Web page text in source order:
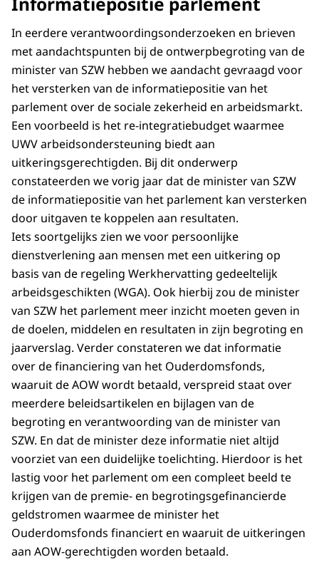
In eerdere verantwoordingsonderzoeken en brieven
met aandachtspunten bij de ontwerpbegroting van de
minister van SZW hebben we aandacht gevraagd voor
het versterken van de informatiepositie van het
parlement over de sociale zekerheid en arbeidsmarkt.
Een voorbeeld is het re-integratiebudget waarmee
UWV arbeidsondersteuning biedt aan
uitkeringsgerechtigden. Bij dit onderwerp
constateerden we vorig jaar dat de minister van SZW
de informatiepositie van het parlement kan versterken
door uitgaven te koppelen aan resultaten.
Iets soortgelijks zien we voor persoonlijke
dienstverlening aan mensen met een uitkering op
basis van de regeling Werkhervatting gedeeltelijk
arbeidsgeschikten (WGA). Ook hierbij zou de minister
van SZW het parlement meer inzicht moeten geven in
de doelen, middelen en resultaten in zijn begroting en
jaarverslag. Verder constateren we dat informatie
over de financiering van het Ouderdomsfonds,
waaruit de AOW wordt betaald, verspreid staat over
meerdere beleidsartikelen en bijlagen van de
begroting en verantwoording van de minister van
SZW. En dat de minister deze informatie niet altijd
voorziet van een duidelijke toelichting. Hierdoor is het
lastig voor het parlement om een compleet beeld te
krijgen van de premie- en begrotingsgefinancierde
geldstromen waarmee de minister het
Ouderdomsfonds financiert en waaruit de uitkeringen
aan AOW-gerechtigden worden betaald.